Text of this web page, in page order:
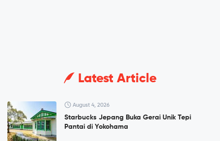
Latest Article
August 4, 2026
Starbucks Jepang Buka Gerai Unik Tepi
Pantai di Yokohama